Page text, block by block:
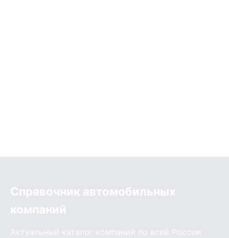
Справочник автомобильных
компаний
Актуальный каталог компаний по всей России